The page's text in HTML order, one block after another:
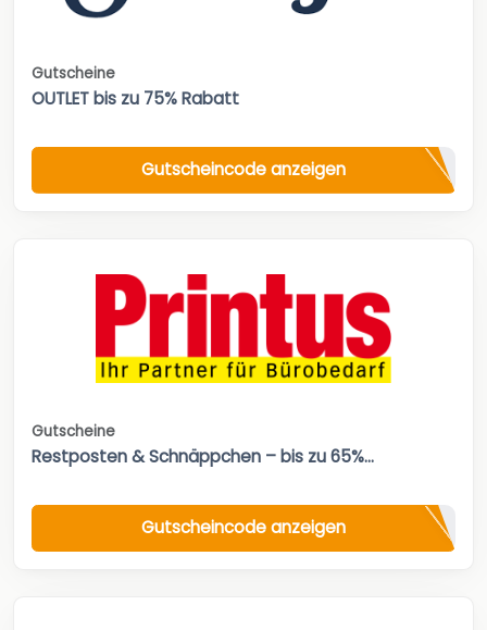
Gutscheine
OUTLET bis zu 75% Rabatt
Gutscheincode anzeigen
Gutscheine
Restposten & Schnäppchen – bis zu 65%...
Gutscheincode anzeigen